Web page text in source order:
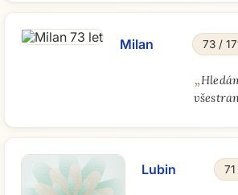
Milan 73 /
„
Lubin